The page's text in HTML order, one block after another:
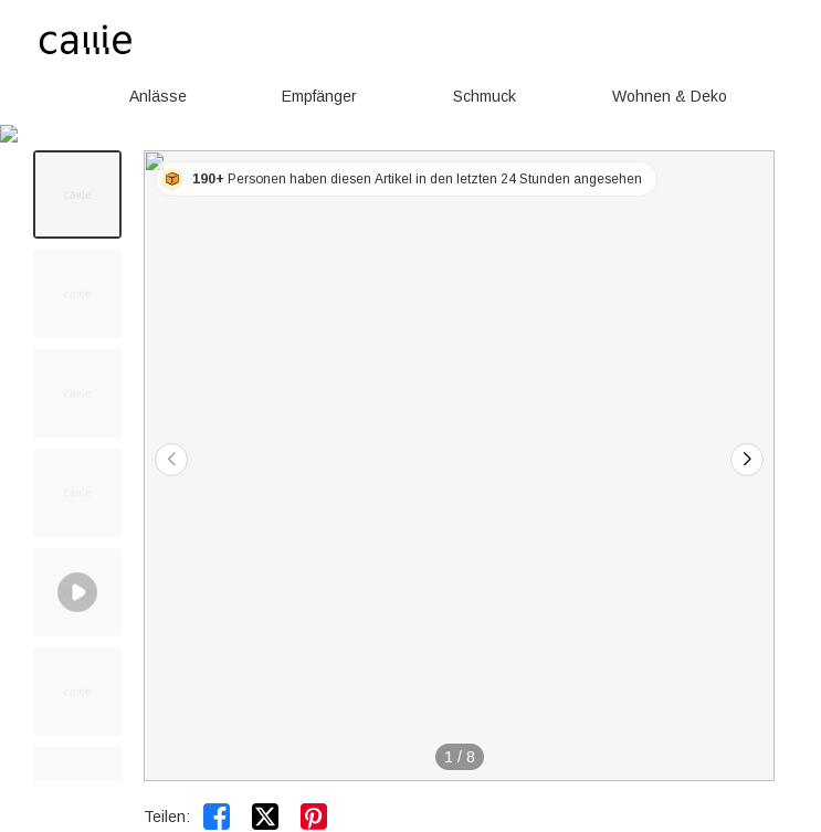
Anlässe Empfänger Schmuck Wohnen & Deko
1 / 8
190+ Personen haben diesen Artikel in den letzten 24 Stunden angesehen
Teilen:  